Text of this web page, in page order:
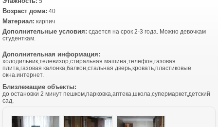
Возраст дома: 40
Материал: кирпич
Дополнительные условия: сдается на срок 2-3 года. Можно девочкам
студенткам.
Дополнительная информация:
холодильник,телевизор,стиральная машина,телефон,газовая
плита,газовая калонка,балкон,стальная дверь,кровать,пластиковые
окна.интернет.
Близлежащие объекты:
до остановки 2 минут пешком,парковка,аптека,школа,супермаркет,детский
сад,